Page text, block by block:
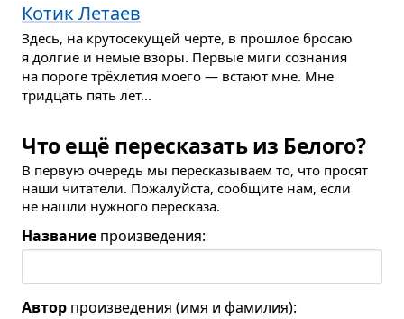
Котик Летаев
Здесь, на крутосекущей черте, в прошлое бросаю
я долгие и немые взоры. Первые миги сознания
на пороге трёхлетия моего — встают мне. Мне
тридцать пять лет...
Что ещё пересказать из Белого?
В первую очередь мы пересказываем то, что просят
наши читатели. Пожалуйста, сообщите нам, если
не нашли нужного пересказа.
Название произведения:
Автор произведения (имя и фамилия):